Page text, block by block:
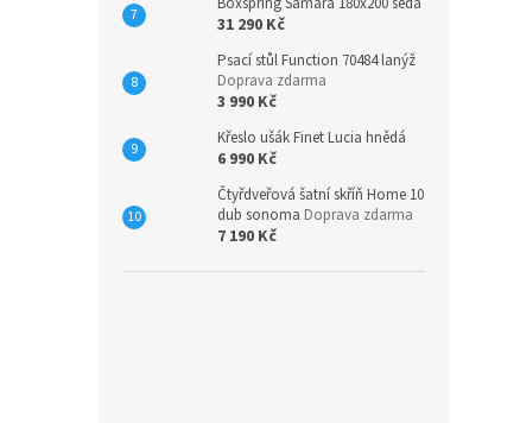
31 290 Kč
Psací stůl Function 70484 lanýž
Doprava zdarma
3 990 Kč
Křeslo ušák Finet Lucia hnědá
6 990 Kč
Čtyřdveřová šatní skříň Home 10
dub sonoma Doprava zdarma
7 190 Kč